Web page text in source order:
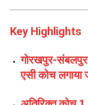
Key Highlights
गोरखपुर-
एसी कोच लगाया